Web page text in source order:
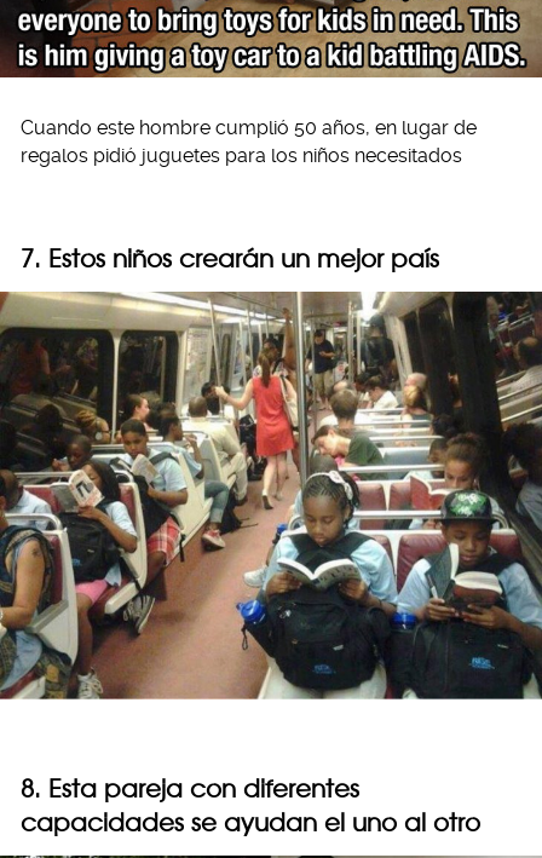
Cuando este hombre cumplió 50 años, en lugar de
regalos pidió juguetes para los niños necesitados
7. Estos niños crearán un mejor país
8. Esta pareja con diferentes
capacidades se ayudan el uno al otro